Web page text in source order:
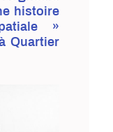
histoire
»
Quartier